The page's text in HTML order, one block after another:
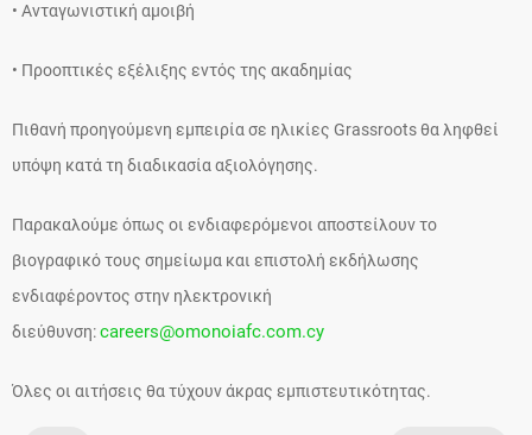
• Ανταγωνιστική αμοιβή
• Προοπτικές εξέλιξης εντός της ακαδημίας
Πιθανή προηγούμενη εμπειρία σε ηλικίες Grassroots θα ληφθεί
υπόψη κατά τη διαδικασία αξιολόγησης.
Παρακαλούμε όπως οι ενδιαφερόμενοι αποστείλουν το
βιογραφικό τους σημείωμα και επιστολή εκδήλωσης
ενδιαφέροντος στην ηλεκτρονική
διεύθυνση:careers@omonoiafc.com.cy
Όλες οι αιτήσεις θα τύχουν άκρας εμπιστευτικότητας.